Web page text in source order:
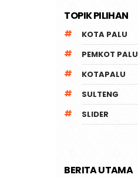
TOPIK PILIHAN
KOTA PALU
PEMKOT PALU
KOTAPALU
SULTENG
SLIDER
BERITA UTAMA